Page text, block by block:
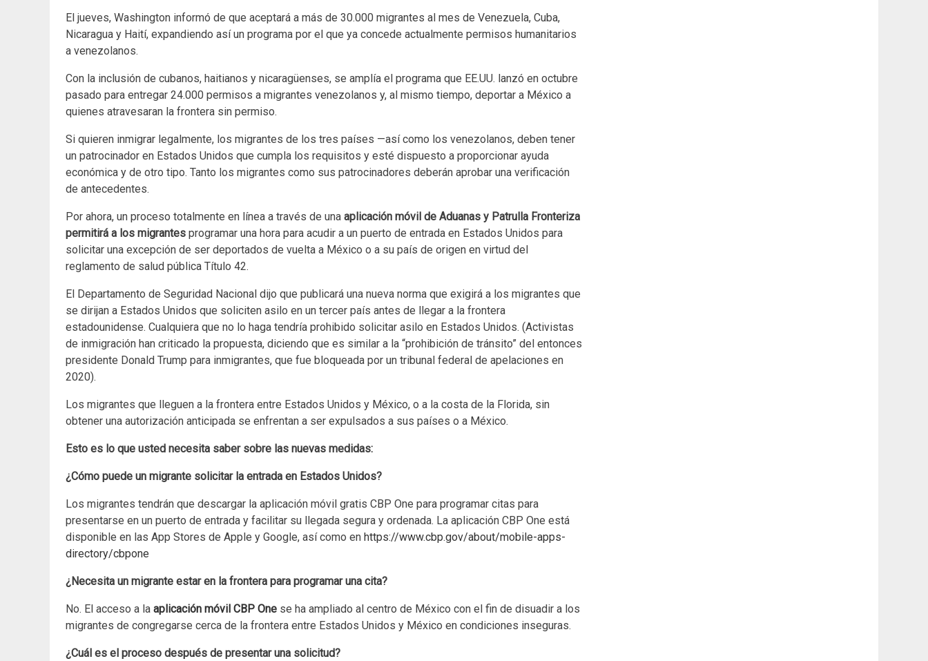
El jueves, Washington informó de que aceptará a más de 30.000 migrantes al mes de Venezuela, Cuba,
Nicaragua y Haití, expandiendo así un programa por el que ya concede actualmente permisos humanitarios
a venezolanos.
Con la inclusión de cubanos, haitianos y nicaragüenses, se amplía el programa que EE.UU. lanzó en octubre
pasado para entregar 24.000 permisos a migrantes venezolanos y, al mismo tiempo, deportar a México a
quienes atravesaran la frontera sin permiso.
Si quieren inmigrar legalmente, los migrantes de los tres países —así como los venezolanos, deben tener
un patrocinador en Estados Unidos que cumpla los requisitos y esté dispuesto a proporcionar ayuda
económica y de otro tipo. Tanto los migrantes como sus patrocinadores deberán aprobar una verificación
de antecedentes.
Por ahora, un proceso totalmente en línea a través de una aplicación móvil de Aduanas y Patrulla Fronteriza
permitirá a los migrantes programar una hora para acudir a un puerto de entrada en Estados Unidos para
solicitar una excepción de ser deportados de vuelta a México o a su país de origen en virtud del
reglamento de salud pública Título 42.
El Departamento de Seguridad Nacional dijo que publicará una nueva norma que exigirá a los migrantes que
se dirijan a Estados Unidos que soliciten asilo en un tercer país antes de llegar a la frontera
estadounidense. Cualquiera que no lo haga tendría prohibido solicitar asilo en Estados Unidos. (Activistas
de inmigración han criticado la propuesta, diciendo que es similar a la “prohibición de tránsito” del entonces
presidente Donald Trump para inmigrantes, que fue bloqueada por un tribunal federal de apelaciones en
2020).
Los migrantes que lleguen a la frontera entre Estados Unidos y México, o a la costa de la Florida, sin
obtener una autorización anticipada se enfrentan a ser expulsados a sus países o a México.
Esto es lo que usted necesita saber sobre las nuevas medidas:
¿Cómo puede un migrante solicitar la entrada en Estados Unidos?
Los migrantes tendrán que descargar la aplicación móvil gratis CBP One para programar citas para
presentarse en un puerto de entrada y facilitar su llegada segura y ordenada. La aplicación CBP One está
disponible en las App Stores de Apple y Google, así como en https://www.cbp.gov/about/mobile-apps-
directory/cbpone
¿Necesita un migrante estar en la frontera para programar una cita?
No. El acceso a la aplicación móvil CBP One se ha ampliado al centro de México con el fin de disuadir a los
migrantes de congregarse cerca de la frontera entre Estados Unidos y México en condiciones inseguras.
¿Cuál es el proceso después de presentar una solicitud?